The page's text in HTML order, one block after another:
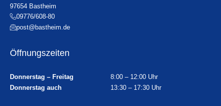
97654 Bastheim
09776/608-80
post@bastheim.de
Öffnungszeiten
Donnerstag – Freitag
8:00 – 12:00 Uhr
Donnerstag auch
13:30 – 17:30 Uhr